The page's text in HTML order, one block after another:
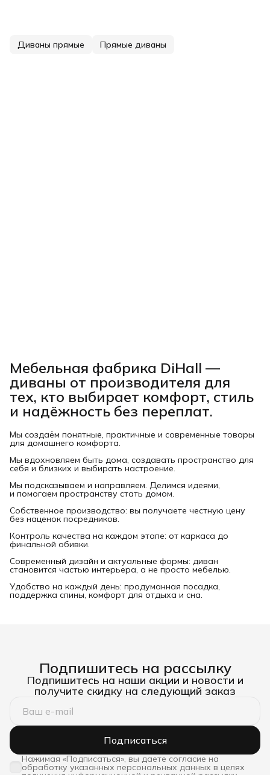
Диваны прямые Прямые диваны
Мебельная фабрика DiHall —
диваны от производителя для
тех, кто выбирает комфорт, стиль
и надёжность без переплат.
Мы создаём понятные, практичные и современные товары
для домашнего комфорта.
Мы вдохновляем быть дома, создавать пространство для
себя и близких и выбирать настроение.
Мы подсказываем и направляем. Делимся идеями,
и помогаем пространству стать домом.
Собственное производство: вы получаете честную цену
без наценок посредников.
Контроль качества на каждом этапе: от каркаса до
финальной обивки.
Современный дизайн и актуальные формы: диван
становится частью интерьера, а не просто мебелью.
Удобство на каждый день: продуманная посадка,
поддержка спины, комфорт для отдыха и сна.
Подпишитесь на рассылку
Подпишитесь на наши акции и новости и
получите скидку на следующий заказ
Подписаться
Нажимая «Подписаться», вы даете согласие на
обработку указанных персональных данных в целях